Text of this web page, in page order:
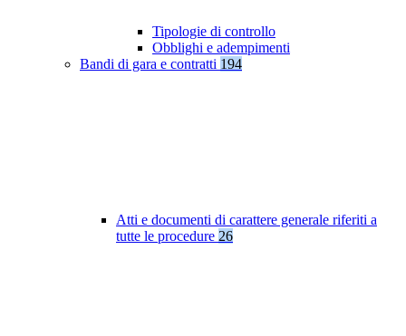
Tipologie di controllo
Obblighi e adempimenti
Bandi di gara e contratti 194
Atti e documenti di carattere generale riferiti a
tutte le procedure 26